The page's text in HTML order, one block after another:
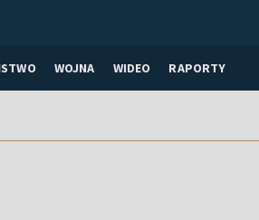
WOJNA WIDEO RAPORTY